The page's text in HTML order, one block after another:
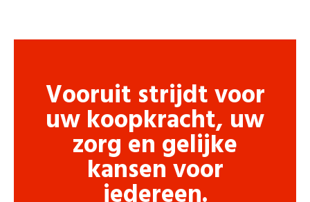
Vooruit strijdt voor
uw koopkracht, uw
zorg en gelijke
kansen voor